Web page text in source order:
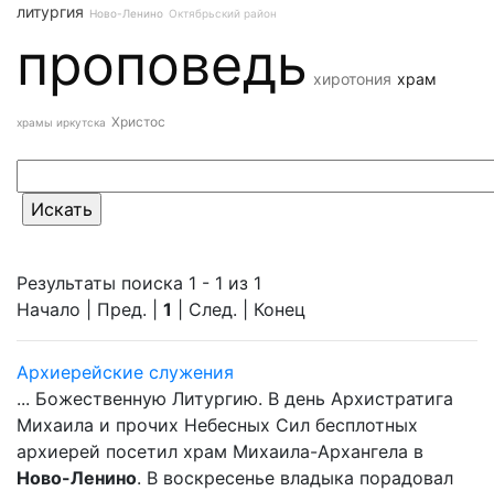
литургия Ново-Ленино Октябрьский район
проповедь хиротония храм
храмы иркутска Христос
Результаты поиска 1 - 1 из 1
Начало | Пред. | 1 | След. | Конец
Архиерейские служения
... Божественную Литургию. В день Архистратига
Михаила и прочих Небесных Сил бесплотных
архиерей посетил храм Михаила-Архангела в
Ново-Ленино. В воскресенье владыка порадовал